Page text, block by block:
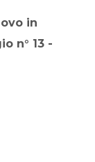
in
n° 13 -